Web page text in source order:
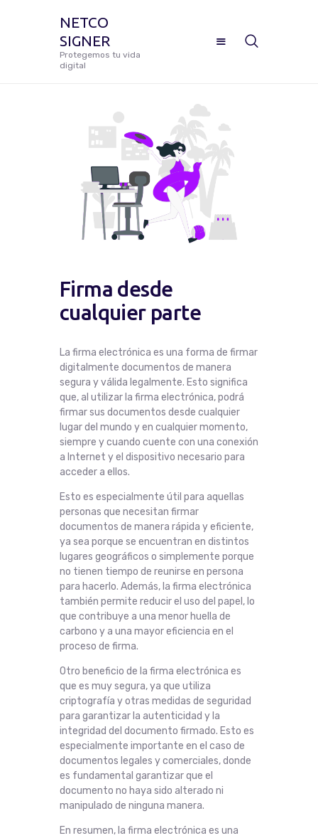
NETCO
SIGNER
Protegemos tu vida
digital
NETCO SIGNER
Manual De Uso Netco Signer
¿Cómo Configurar Tu Firma
Digital Certificada?
Preguntas Frecuentes
Firma desde
cualquier parte
La firma electrónica es una forma de firmar
digitalmente documentos de manera
segura y válida legalmente. Esto significa
que, al utilizar la firma electrónica, podrá
firmar sus documentos desde cualquier
lugar del mundo y en cualquier momento,
siempre y cuando cuente con una conexión
a Internet y el dispositivo necesario para
acceder a ellos.
Esto es especialmente útil para aquellas
personas que necesitan firmar
documentos de manera rápida y eficiente,
ya sea porque se encuentran en distintos
lugares geográficos o simplemente porque
no tienen tiempo de reunirse en persona
para hacerlo. Además, la firma electrónica
también permite reducir el uso del papel, lo
que contribuye a una menor huella de
carbono y a una mayor eficiencia en el
proceso de firma.
Otro beneficio de la firma electrónica es
que es muy segura, ya que utiliza
criptografía y otras medidas de seguridad
para garantizar la autenticidad y la
integridad del documento firmado. Esto es
especialmente importante en el caso de
documentos legales y comerciales, donde
es fundamental garantizar que el
documento no haya sido alterado ni
manipulado de ninguna manera.
En resumen, la firma electrónica es una